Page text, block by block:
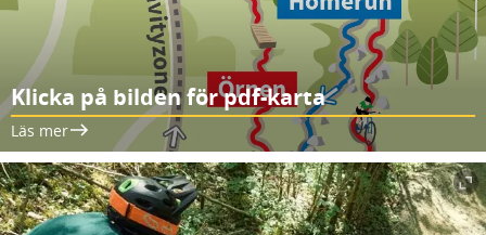
Klicka på bilden för pdf-karta
Läs mer